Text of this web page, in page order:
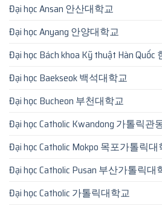
Đại học Ansan 안산대학교
Đại học Anyang 안양대학교
Đại học Bách khoa Kỹ thuật Hàn
Đại học Baekseok 백석대학교
Đại học Bucheon 부천대학교
Đại học Catholic Kwandong 가톨릭관
Đại học Catholic Mokpo 목포가톨릭대
Đại học Catholic Pusan 부산가톨릭대
Đại học Catholic 가톨릭대학교